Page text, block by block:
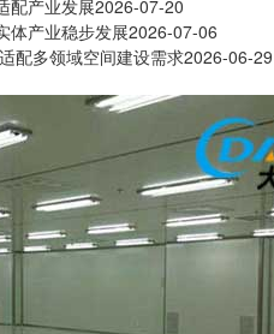
配产业发展2026-07-20
体产业稳步发展2026-07-06
配多领域空间建设需求2026-06-29